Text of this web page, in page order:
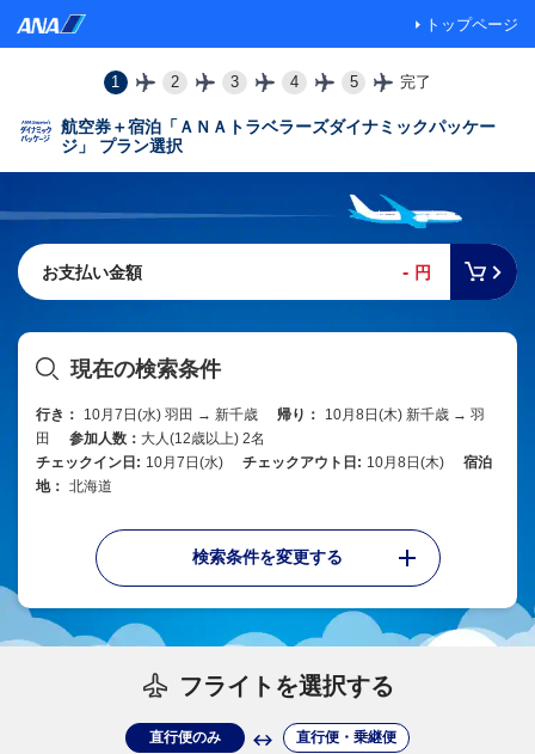
トップページ
1 2 3 4 5 完了
航空券＋宿泊「ＡＮＡトラベラーズダイナミックパッケー
ジ」 プラン選択
お支払い金額 - 円
現在の検索条件
行き： 10月7日(水) 羽田 → 新千歳 帰り：
10月8日(木) 新千歳 → 羽
田
参加人数： 大人(12歳以上) 2名
チェックイン日: 10月7日(水) チェックアウト日: 10月8日(木)
宿泊
地： 北海道
検索条件を変更する
フライトを選択する
直行便のみ 直行便・乗継便